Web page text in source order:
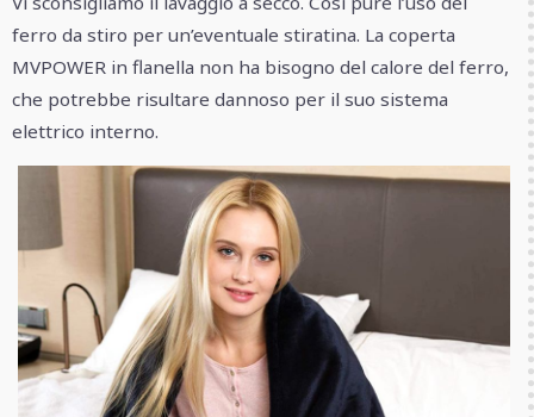
ferro da stiro per un’eventuale stiratina. La coperta
MVPOWER in flanella non ha bisogno del calore del ferro,
che potrebbe risultare dannoso per il suo sistema
elettrico interno.